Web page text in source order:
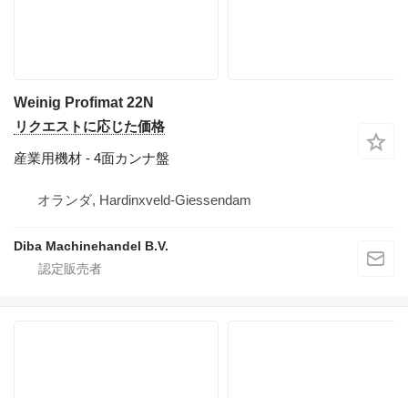
Weinig Profimat 22N
リクエストに応じた価格
産業用機材 - 4面カンナ盤
オランダ, Hardinxveld-Giessendam
Diba Machinehandel B.V.